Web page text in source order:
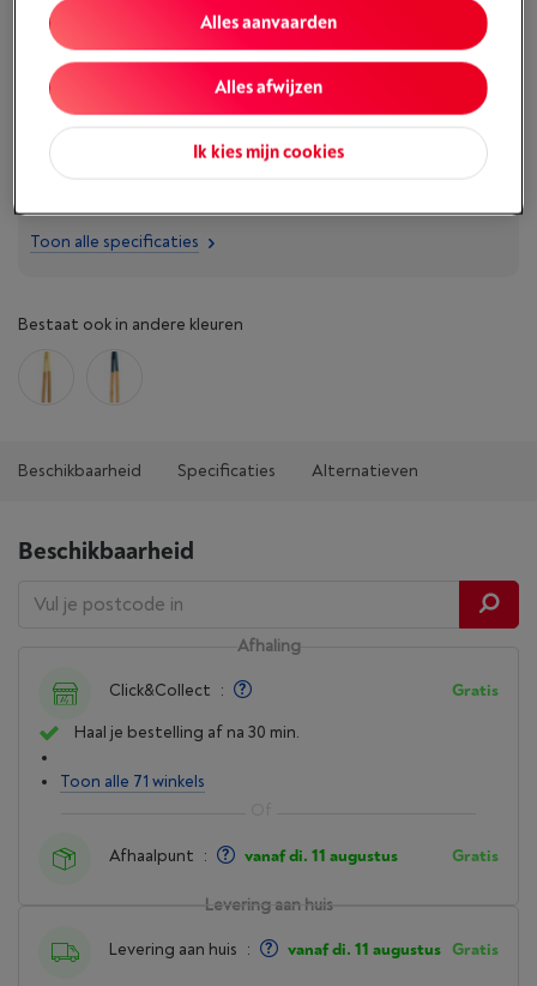
Vergelijken
Troeven
Toon alle specificaties
Bestaat ook in andere kleuren
Beschikbaarheid Specificaties Alternatieven
Beschikbaarheid
Levering aan huis
Levering aan huis : vanaf di. 11 augustus Gratis
Afhaling
Click&Collect : Gratis
Haal je bestelling af na 30 min.
Toon alle 71 winkels
Afhaalpunt : vanaf di. 11 augustus Gratis
Ik kies mijn cookies
Alles afwijzen
Alles aanvaarden